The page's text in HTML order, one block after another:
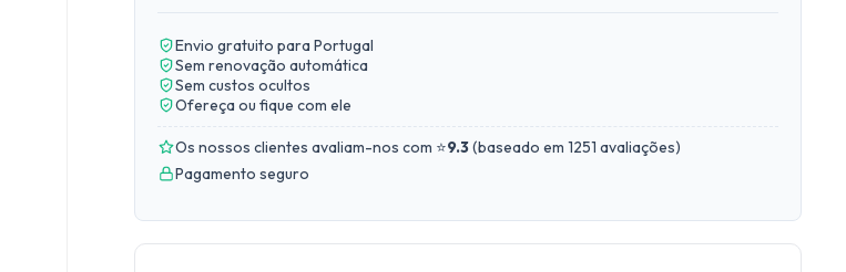
Envio gratuito para Portugal
Sem renovação automática
Sem custos ocultos
Ofereça ou fique com ele
Os nossos clientes avaliam-nos com ⭐9.3(baseado em 1251 avaliações)
Pagamento seguro